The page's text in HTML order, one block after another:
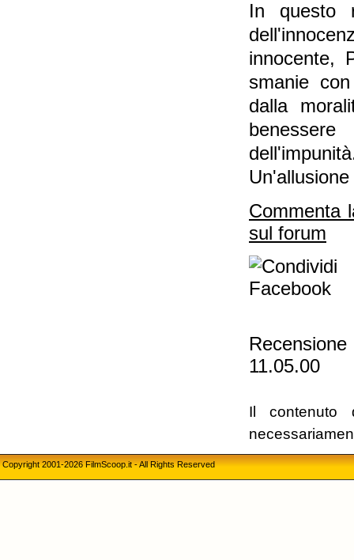
In questo
innocente,
smanie
dalla
Commenta
sul forum
11.05.00
Il contenuto
Copyright 2001-2026 FilmScoop.it - All Rights Reserved